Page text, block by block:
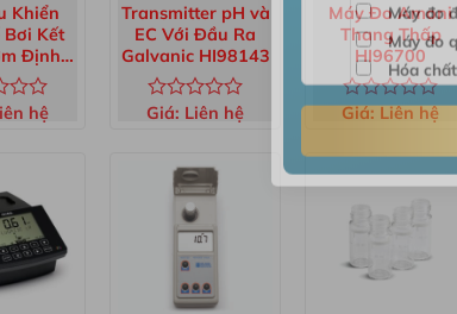
Máy, bút
Máy đo
Máy đo
Hóa
Khiển
Bơi Kết
Định
hệ
Transmitter pH và
EC Với Đầu Ra
Galvanic HI98143
Được
Giá: Liên hệ
Máy Đo Amoni
Thang Thấp
HI96700
Được
hạng
0
5
Giá: Liên hệ